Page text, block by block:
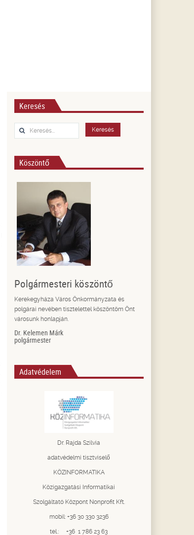
Keresés
Keresés... Keresés
Köszöntő
Polgármesteri köszöntő
Kerekegyháza Város Önkormányzata és
polgárai nevében tisztelettel köszöntöm Önt
városunk honlapján.
Dr. Kelemen Márk
polgármester
Adatvédelem
Dr. Rajda Szilvia
adatvédelmi tisztviselő
KÖZINFORMATIKA
Közigazgatási Informatikai
Szolgáltató Központ Nonprofit Kft.
mobil: +36 30 330 3236
tel.: +36 1 786 23 63